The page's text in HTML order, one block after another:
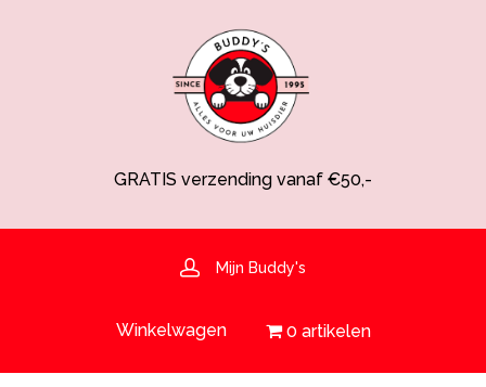
Spaarsysteem voor korting!
Hulp nodig? 030-6919793 of shop@buddys.nl
GRATIS bezorging in de regio
GRATIS verzending vanaf €50,-
Mijn Buddy's
Winkelwagen 0 artikelen